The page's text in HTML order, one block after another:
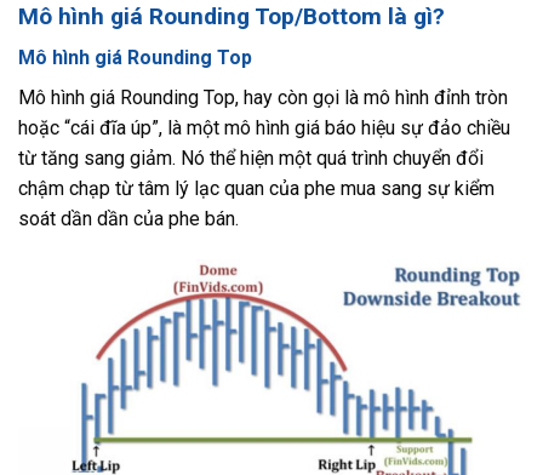
Mô hình giá Rounding Top/Bottom là gì?
Mô hình giá Rounding Top
Mô hình giá Rounding Top, hay còn gọi là mô hình đỉnh tròn
hoặc “cái đĩa úp”, là một mô hình giá báo hiệu sự đảo chiều
từ tăng sang giảm. Nó thể hiện một quá trình chuyển đổi
chậm chạp từ tâm lý lạc quan của phe mua sang sự kiểm
soát dần dần của phe bán.